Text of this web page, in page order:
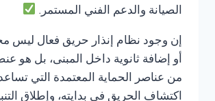
الصيانة والدعم الفني المستمر.
إن وجود نظام إنذار حريق فعال ليس
أو إضافة ثانوية داخل المبنى، بل هو
من عناصر الحماية المعتمدة التي
اكتشاف الحريق في بدايته، وإطلاق